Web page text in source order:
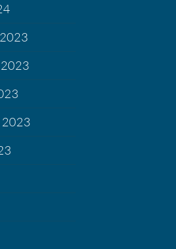
2023